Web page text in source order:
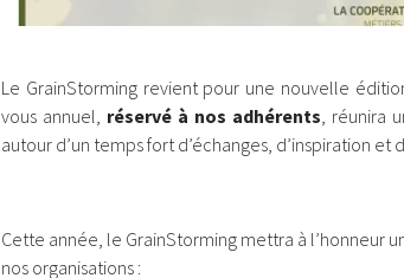
Le GrainStorming revient pour une nouvelle
vous annuel, réservé à nos adhérents , réunira
autour d’un temps fort d’échanges, d’inspiration
Cette année, le GrainStorming mettra à l’honneur
nos organisations :